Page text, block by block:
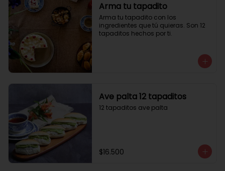
Arma tu tapadito
Arma tu tapadito con los
ingredientes que tú quieras. Son 12
tapaditos hechos por ti.
Ave palta 12 tapaditos
12 tapaditos ave palta
$16.500